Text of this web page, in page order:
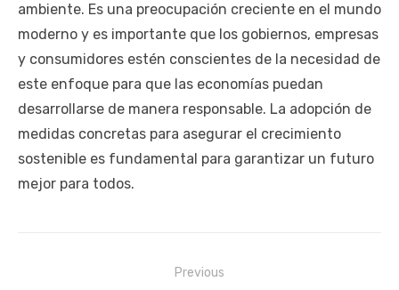
ambiente. Es una preocupación creciente en el mundo
moderno y es importante que los gobiernos, empresas
y consumidores estén conscientes de la necesidad de
este enfoque para que las economías puedan
desarrollarse de manera responsable. La adopción de
medidas concretas para asegurar el crecimiento
sostenible es fundamental para garantizar un futuro
mejor para todos.
Previous